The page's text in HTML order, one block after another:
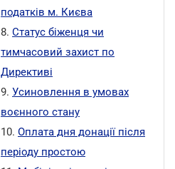
податків м. Києва
8. Статус біженця чи
тимчасовий захист по
Директиві
9. Усиновлення в умовах
воєнного стану
10. Оплата дня донації після
періоду простою